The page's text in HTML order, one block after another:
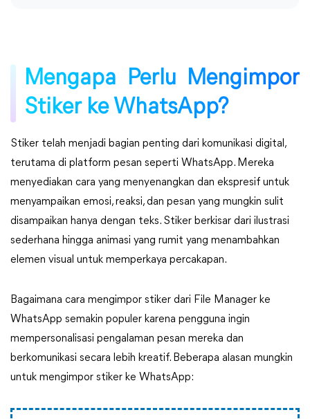
Mengapa Perlu Mengimpor
Stiker ke WhatsApp?
Stiker telah menjadi bagian penting dari komunikasi digital,
terutama di platform pesan seperti WhatsApp. Mereka
menyediakan cara yang menyenangkan dan ekspresif untuk
menyampaikan emosi, reaksi, dan pesan yang mungkin sulit
disampaikan hanya dengan teks. Stiker berkisar dari ilustrasi
sederhana hingga animasi yang rumit yang menambahkan
elemen visual untuk memperkaya percakapan.
Bagaimana cara mengimpor stiker dari File Manager ke
WhatsApp semakin populer karena pengguna ingin
mempersonalisasi pengalaman pesan mereka dan
berkomunikasi secara lebih kreatif. Beberapa alasan mungkin
untuk mengimpor stiker ke WhatsApp: